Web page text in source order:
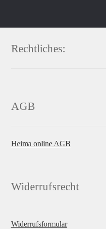
Rechtliches:
AGB
Heima online AGB
Widerrufsrecht
Widerrufsformular